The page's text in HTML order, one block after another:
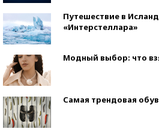
Путешествие в
«Интерстеллара»
Модный выбор: что
Самая трендовая